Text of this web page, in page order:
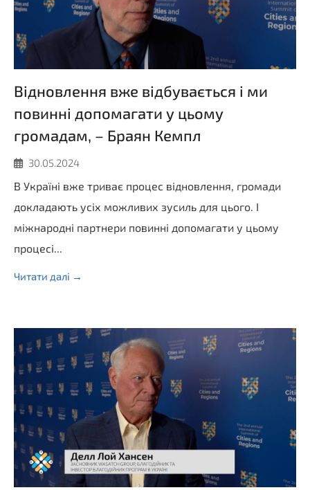
Відновлення вже відбувається і ми
повинні допомагати у цьому
громадам, – Браян Кемпл
30.05.2024
В Україні вже триває процес відновлення, громади
докладають усіх можливих зусиль для цього. І
міжнародні партнери повинні допомагати у цьому
процесі...
Читати далі →